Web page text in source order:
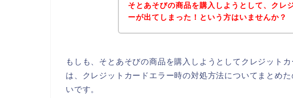
そとあそびの商品を購入しようとして、クレ
ーが出てしまった！という方はいませんか？
もしも、そとあそびの商品を購入しようとしてクレジット
は、クレジットカードエラー時の対処方法についてまとめ
いです。